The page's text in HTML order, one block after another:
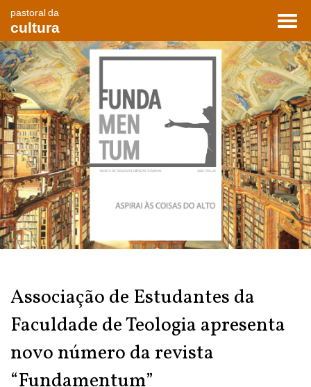
pastoral da
cultura
Associação de Estudantes da
Faculdade de Teologia apresenta
novo número da revista
“Fundamentum”